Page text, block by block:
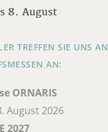
8. August
TREFFEN SIE UNS AN
AN:
ORNARIS
August 2026
2027